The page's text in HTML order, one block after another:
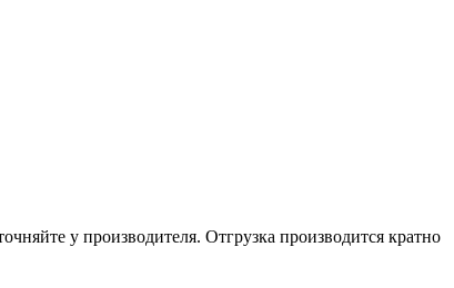
у производителя. Отгрузка производится кратно